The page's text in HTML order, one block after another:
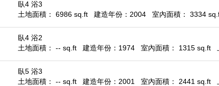
臥4 浴3
土地面積： 6986 sq.ft
建造年份：2004 室內面積： 3334
臥4 浴2
土地面積： -- sq.ft
建造年份：1974 室內面積： 1315 sq.ft
臥5 浴3
土地面積： -- sq.ft
建造年份：2001 室內面積： 2441 sq.ft